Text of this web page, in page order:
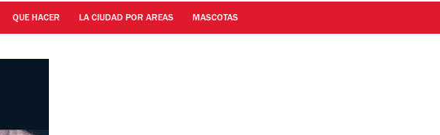
QUE HACER LA CIUDAD POR AREAS MASCOTAS